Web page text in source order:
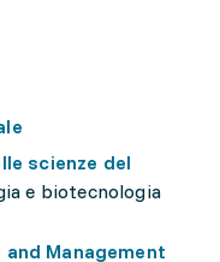
scienze del
e biotecnologia
and Management